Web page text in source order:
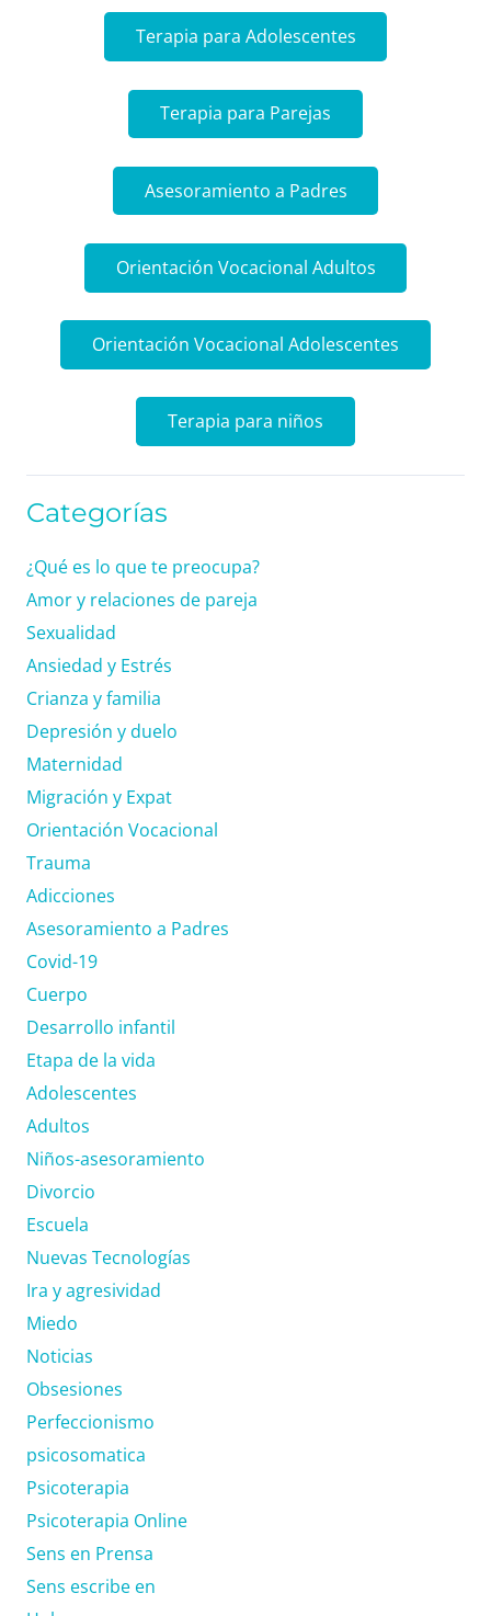
Terapia para Adolescentes
Terapia para Parejas
Asesoramiento a Padres
Orientación Vocacional Adultos
Orientación Vocacional Adolescentes
Terapia para niños
Categorías
¿Qué es lo que te preocupa?
Amor y relaciones de pareja
Sexualidad
Ansiedad y Estrés
Crianza y familia
Depresión y duelo
Maternidad
Migración y Expat
Orientación Vocacional
Trauma
Adicciones
Asesoramiento a Padres
Covid-19
Cuerpo
Desarrollo infantil
Etapa de la vida
Adolescentes
Adultos
Niños-asesoramiento
Divorcio
Escuela
Nuevas Tecnologías
Ira y agresividad
Miedo
Noticias
Obsesiones
Perfeccionismo
psicosomatica
Psicoterapia
Psicoterapia Online
Sens en Prensa
Sens escribe en